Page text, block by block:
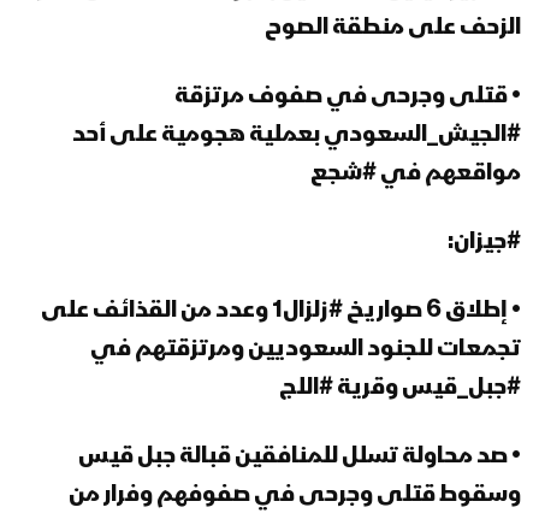
الزحف على منطقة الصوح
• قتلى وجرحى في صفوف مرتزقة
#الجيش_السعودي بعملية هجومية على أحد
مواقعهم في #شجع
#جيزان:
• إطلاق 6 صواريخ #زلزال1 وعدد من القذائف على
تجمعات للجنود السعوديين ومرتزقتهم في
#جبل_قيس وقرية #اللج
• صد محاولة تسلل للمنافقين قبالة جبل قيس
وسقوط قتلى وجرحى في صفوفهم وفرار من